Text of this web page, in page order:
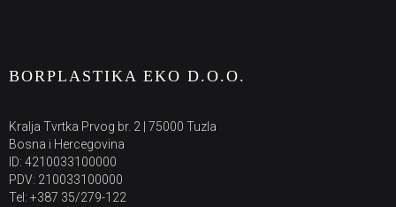
BORPLASTIKA EKO D.O.O.
Kralja Tvrtka Prvog br. 2 | 75000 Tuzla
Bosna i Hercegovina
ID: 4210033100000
PDV: 210033100000
Tel: +387 35/279-122